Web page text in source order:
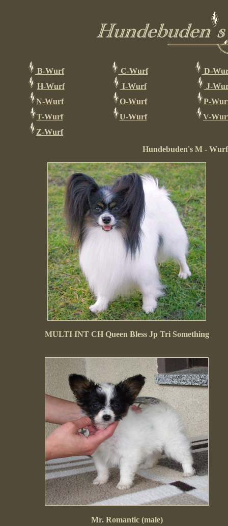
B-Wurf C-Wurf
D-
H-Wurf
I-Wurf
J-
N-Wurf
O-Wurf
P-
T-Wurf
U-Wurf
V-
Z-Wurf
Hundebuden's M -
MULTI INT CH Queen Bless Jp Tri Something
Mr. Romantic (male)